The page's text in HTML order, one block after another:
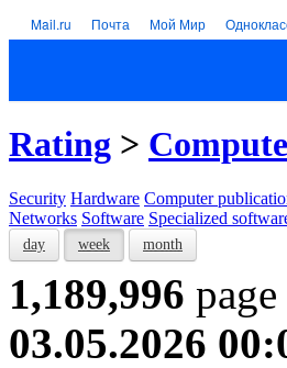
Mail.ru Почта Мой Мир
Rating >
Security Hardware Computer
Networks Software Specialized
day week month
1,189,996
03.05.2026